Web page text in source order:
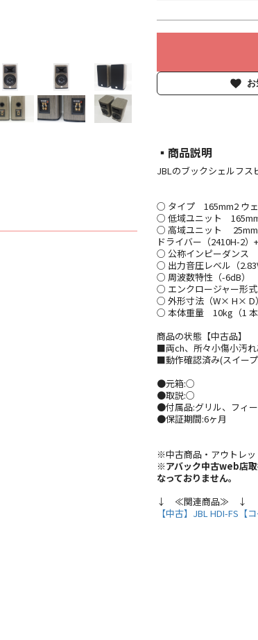
お
▪︎商品説明
JBLのブックシェルフス
○ タイプ 165mm2 ウェ
○ 低域ユニット 165mm
○ 高域ユニット 25mm
ドライバー（2410H-2）
○ 公称インピーダンス
○ 出力音圧レベル（
○ 周波数特性（-6dB）
○ エンクロージャー形
○ 外形寸法（W× H×
○ 本体重量 10kg（1 本
商品の状態【中古品】
■両ch、所々小傷小汚れ
■動作確認済み(スイー
●元箱:○
●取説:○
●付属品:グリル、フィ
●保証期間:6ヶ月
※中古商品・アウトレ
※アバック中古web店取
なっておりません。
↓ ≪関連商品≫ ↓
【中古】JBL HDI-FS【